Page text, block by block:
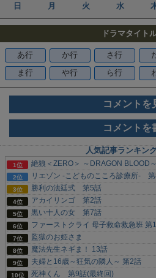
日 月 火 水
ドラマタイト
あ行 か行 さ行
ま行
や行 ら行
コメントを
コメントを
人気記事ランキン
絶狼＜ZERO＞ ～DRAGON BLOOD
リエゾン -こどものこころ診療所- 第
勝利の法廷式 第5話
アカイリンゴ 第2話
黒い十人の女 第7話
ファーストクライ 母子救命救急班 第
監獄のお姫さま
魔法先生ネギま！ 13話
夫婦と16歳～狂気の隣人～ 第2話
死神くん 第9話(最終回)